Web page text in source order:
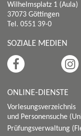
Wilhelmsplatz 1 (Aula)
37073 Göttingen
Tel. 0551 39-0
SOZIALE MEDIEN
ONLINE-DIENSTE
Vorlesungsverzeichnis
und Personensuche
Prüfungsverwaltung